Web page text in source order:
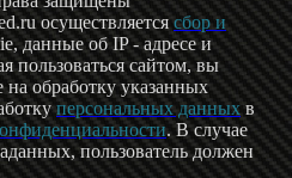
осуществляетсясбор и
данные об IP - адресе и
пользоваться сайтом, вы
на обработку указанных
персональных данныхв
. В случае
пользователь должен